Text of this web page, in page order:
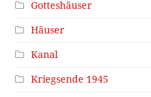
Gotteshäuser
Häuser
Kanal
Kriegsende 1945